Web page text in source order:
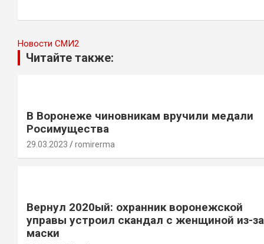
записям
Новости СМИ2
Читайте также:
В Воронеже чиновникам вручили медали
Росимущества
29.03.2023 romirerma
Вернул 2020ый: охранник воронежской
управы устроил скандал с женщиной из-за
маски